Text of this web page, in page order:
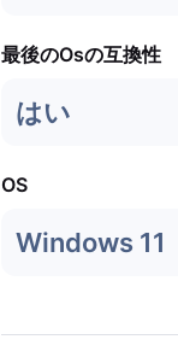
最後のOsの互換性
はい
OS
Windows 11